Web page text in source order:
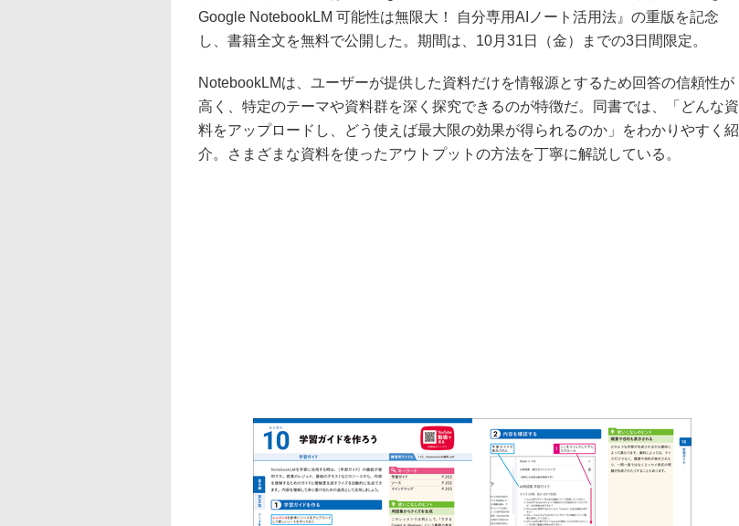
Google NotebookLM 可能性は無限大！ 自分専用AIノート活用法』の重版を記念
し、書籍全文を無料で公開した。期間は、10月31日（金）までの3日間限定。
NotebookLMは、ユーザーが提供した資料だけを情報源とするため回答の信頼性が
高く、特定のテーマや資料群を深く探究できるのが特徴だ。同書では、「どんな資
料をアップロードし、どう使えば最大限の効果が得られるのか」をわかりやすく紹
介。さまざまな資料を使ったアウトプットの方法を丁寧に解説している。